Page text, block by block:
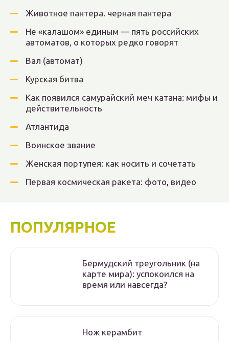
Животное пантера. черная пантера
Не «калашом» единым — пять российских
автоматов, о которых редко говорят
Вал (автомат)
Курская битва
Как появился самурайский меч катана: мифы и
действительность
Атлантида
Воинское звание
Женская портупея: как носить и сочетать
Первая космическая ракета: фото, видео
ПОПУЛЯРНОЕ
Бермудский треугольник (на
карте мира): успокоился на
время или навсегда?
Нож керамбит